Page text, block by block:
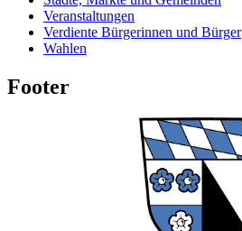
Veranstaltungen
Verdiente Bürgerinnen und Bürger
Wahlen
Footer